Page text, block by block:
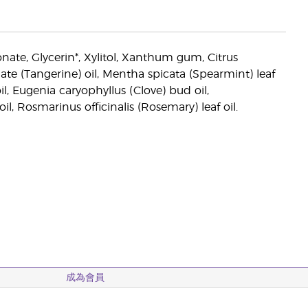
Glycerin*, Xylitol, Xanthum gum, Citrus
(Tangerine) oil, Mentha spicata (Spearmint) leaf
Eugenia caryophyllus (Clove) bud oil,
Rosmarinus officinalis (Rosemary) leaf oil.
成為會員